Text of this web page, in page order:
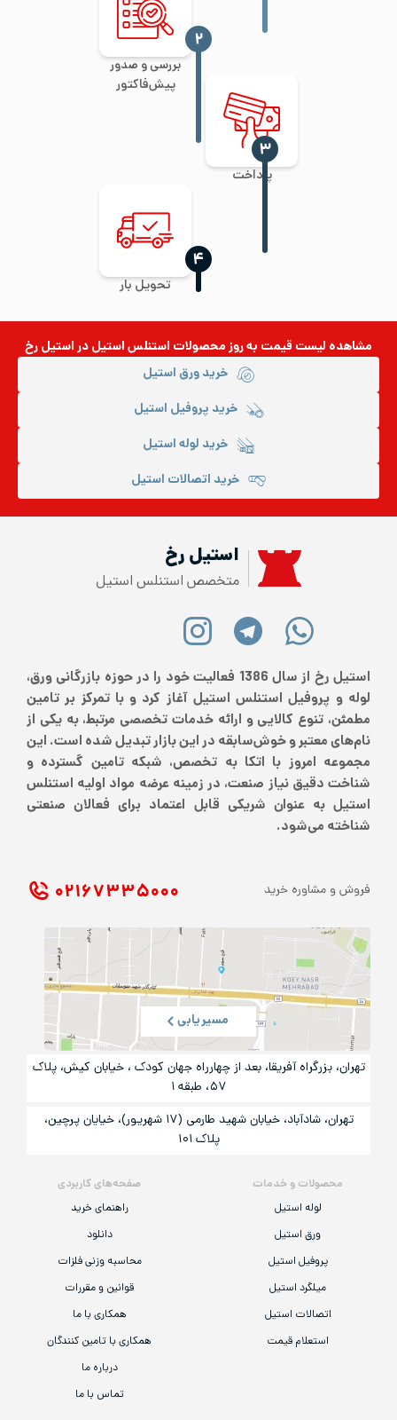
بررسی و صدور
پیش‌فاکتور
‍۲
پرداخت
‍۳
تحویل بار
‍۴
مشاهده لیست قیمت به روزمحصولات استنلس استیلدر استیل رخ
خرید ورق استیل
خرید پروفیل استیل
خرید لوله استیل
خرید اتصالات استیل
استیل رخ
متخصص استنلس استیل
استیل رخ از سال 1386 فعالیت خود را در حوزه بازرگانی ورق،
لوله و پروفیل استنلس استیل آغاز کرد و با تمرکز بر تامین
مطمئن، تنوع کالایی و ارائه خدمات تخصصی مرتبط، به یکی از
نام‌های معتبر و خوش‌سابقه در این بازار تبدیل شده است. این
مجموعه امروز با اتکا به تخصص، شبکه تامین گسترده و
شناخت دقیق نیاز صنعت، در زمینه عرضه مواد اولیه استنلس
استیل به عنوان شریکی قابل اعتماد برای فعالان صنعتی
شناخته می‌شود.
محصولات و خدمات
لوله استیل
ورق استیل
پروفیل استیل
میلگرد استیل
اتصالات استیل
استعلام قیمت
صفحه‌های کاربردی
راهنمای خرید
دانلود
محاسبه وزنی فلزات
قوانین و مقررات
همکاری با ما
همکاری با تامین کنندگان
درباره ما
تماس با ما
فروش و مشاوره خرید ۰۲۱ ۶۷۳۳۵۰۰۰
مسیریابی
تهران، بزرگراه آفریقا، بعد از چهارراه جهان کودک ، خیابان کیش، پلاک
۵۷، طبقه ۱
تهران، شادآباد، خیابان شهید طارمی (۱۷ شهریور)، خیایان پرچین،
پلاک ۱۰۱